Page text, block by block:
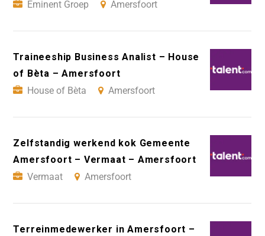
Eminent Groep
Amersfoort
Traineeship Business Analist – House
of Bèta – Amersfoort
House of Bèta
Amersfoort
Zelfstandig werkend kok Gemeente
Amersfoort – Vermaat – Amersfoort
Vermaat
Amersfoort
Terreinmedewerker in Amersfoort –